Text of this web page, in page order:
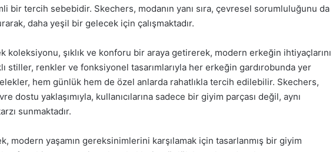
bir tercih sebebidir. Skechers, modanın yanı sıra, çevresel sorumluluğunu da
daha yeşil bir gelecek için çalışmaktadır.
koleksiyonu, şıklık ve konforu bir araya getirerek, modern erkeğin ihtiyaçlarını
stiller, renkler ve fonksiyonel tasarımlarıyla her erkeğin gardırobunda yer
hem günlük hem de özel anlarda rahatlıkla tercih edilebilir. Skechers,
dostu yaklaşımıyla, kullanıcılarına sadece bir giyim parçası değil, aynı
sunmaktadır.
modern yaşamın gereksinimlerini karşılamak için tasarlanmış bir giyim